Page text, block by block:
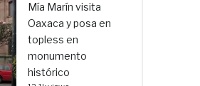
Mía Marín visita
Oaxaca y posa en
topless en
monumento
histórico